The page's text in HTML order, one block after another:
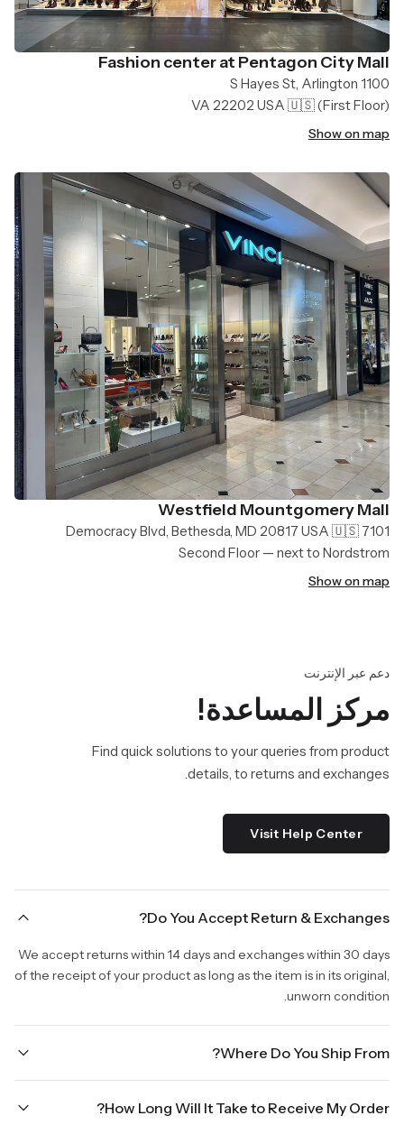
Fashion center at Pentagon City Mall
1100 S Hayes St, Arlington
VA 22202 USA 🇺🇸(First Floor)
Show on map
Westfield Mountgomery Mall
7101 Democracy Blvd, Bethesda, MD 20817 USA 🇺🇸
Second Floor — next to Nordstrom
Show on map
دعم عبر الإنترنت
مركز المساعدة!
Find quick solutions to your queries from product
details, to returns and exchanges.
Visit Help Center
Do You Accept Return & Exchanges?
We accept returns within 14 days and exchanges within 30 days
of the receipt of your product as long as the item is in its original,
unworn condition.
Where Do You Ship From?
How Long Will It Take to Receive My Order?